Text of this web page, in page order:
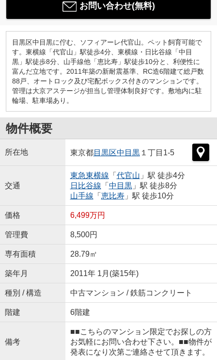
お問い合わせ(無料)
目黒区中目黒に佇む、ソフィアーレ代官山。ペット飼育可能で
す。東横線「代官山」駅徒歩4分、東横線・日比谷線「中目
黒」駅徒歩8分、山手線他「恵比寿」駅徒歩10分と、利便性に
富んだ立地です。2011年築の新耐震基準、RC造6階建て総戸数
88戸、オートロック及び宅配ボックス付きのマンションです。
管理は大京アステージが担当し管理体制良好です。敷地内に駐
輪場、駐車場あり。
物件概要
所在地 東京都目黒区中目黒１丁目1-5
交通
東急東横線 「 代官山 」駅 徒歩4分
日比谷線 「 中目黒」駅 徒歩8分
山手線 「 恵比寿」駅 徒歩10分
価格 6,499万円
管理費 8,500円
専有面積 28.79㎡
築年月 2011年 1月(築15年)
種別 / 構造 中古マンション / 鉄筋コンクリート
階建 6階建
備考
■■こちらのマンション限定でお探しの方
お気軽にお問い合わせ下さい。■■物件が
発表になり次第ご連絡させて頂きます。